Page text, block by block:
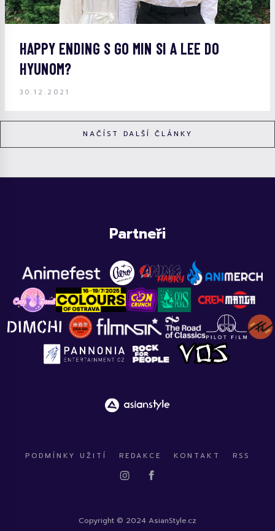
HAPPY ENDING S GO MIN SI A LEE DO
HYUNOM?
30.12.2021
NAČÍST DALŠÍ ČLÁNKY
Partneři
PODMÍNKY UŽITÍ REDAKCE KONTAKT RSS
Copyright © 2024 AsianStyle.cz